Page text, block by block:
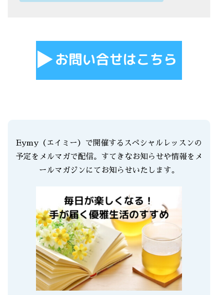
Eymy（エイミー）で開催するスペシャルレッスンの
予定をメルマガで配信。すてきなお知らせや情報をメ
ールマガジンにてお知らせいたします。